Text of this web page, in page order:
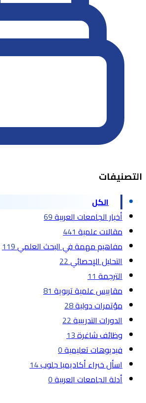
التصنيفات
الكل
أخبار الجامعات العربية69
مقالات علمية441
مفاهيم مهمة في البحث العلمي119
التحليل الإحصائي22
الترجمة11
مقاييس علمية تربوية81
مؤتمرات دولية28
الدورات التدريبية22
وظائف شاغرة13
فيديوهات تعليمية0
اسأل خبراء أكاديميا جلوب14
أدلة الجامعات العربية0